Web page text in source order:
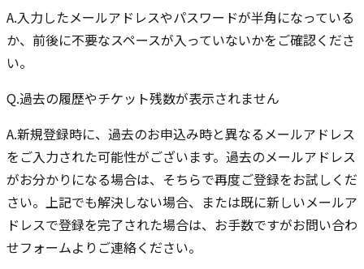
A.入力したメールアドレスやパスワードが半角になっている
か、前後に不要なスペースが入っていないかをご確認くださ
い。
Q.過去の履歴やチケット残数が表示されません
A.新規登録時に、過去のお申込み時と異なるメールアドレス
をご入力された可能性がございます。過去のメールアドレス
がお分かりになる場合は、そちらで再度ご登録をお試しくだ
さい。上記でも解決しない場合、または既に新しいメールア
ドレスで登録を完了された場合は、お手数ですがお問い合わ
せフォームよりご連絡ください。